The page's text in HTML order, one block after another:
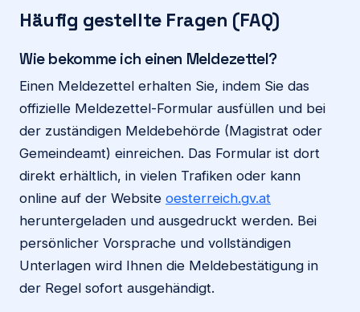
Häufig gestellte Fragen (FAQ)
Wie bekomme ich einen Meldezettel?
Einen Meldezettel erhalten Sie, indem Sie das
offizielle Meldezettel-Formular ausfüllen und bei
der zuständigen Meldebehörde (Magistrat oder
Gemeindeamt) einreichen. Das Formular ist dort
direkt erhältlich, in vielen Trafiken oder kann
online auf der Website oesterreich.gv.at
heruntergeladen und ausgedruckt werden. Bei
persönlicher Vorsprache und vollständigen
Unterlagen wird Ihnen die Meldebestätigung in
der Regel sofort ausgehändigt.